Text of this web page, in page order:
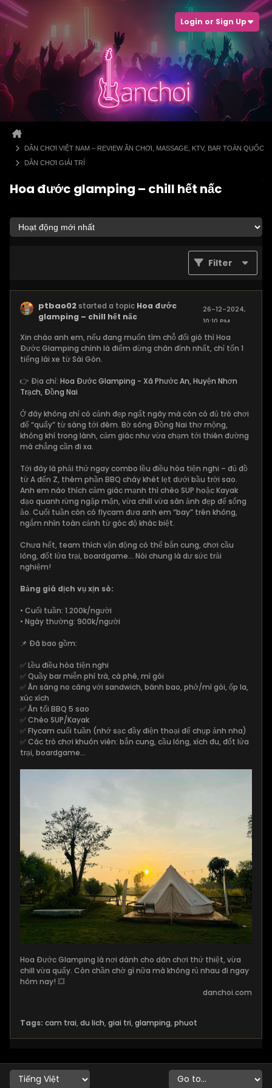
Login or Sign Up
DÂN CHƠI VIỆT NAM – REVIEW ĂN CHƠI, MASSAGE, KTV, BAR TOÀN QUỐC
DÂN CHƠI GIẢI TRÍ
Hoa đước glamping – chill hết nấc
Filter
ptbao02 started a topic Hoa đước
glamping – chill hết nấc
26-12-2024,
10:10 PM
Xin chào anh em, nếu đang muốn tìm chỗ đổi gió thì Hoa
Đước Glamping chính là điểm dừng chân đỉnh nhất, chỉ tốn 1
tiếng lái xe từ Sài Gòn.
👉 Địa chỉ: Hoa Đước Glamping - Xã Phước An, Huyện Nhơn
Trạch, Đồng Nai
Ở đây không chỉ có cảnh đẹp ngất ngây mà còn có đủ trò chơi
để “quẩy” từ sáng tới đêm. Bờ sông Đồng Nai thơ mộng,
không khí trong lành, cảm giác như vừa chạm tới thiên đường
mà chẳng cần đi xa.
Tới đây là phải thử ngay combo lều điều hòa tiện nghi – đủ đồ
từ A đến Z, thêm phần BBQ cháy khét lẹt dưới bầu trời sao.
Anh em nào thích cảm giác mạnh thì chèo SUP hoặc Kayak
dạo quanh rừng ngập mặn, vừa chill vừa săn ảnh đẹp để sống
ảo. Cuối tuần còn có flycam đưa anh em “bay” trên không,
ngắm nhìn toàn cảnh từ góc độ khác biệt.
Chưa hết, team thích vận động có thể bắn cung, chơi cầu
lông, đốt lửa trại, boardgame... Nói chung là dư sức trải
nghiệm!
Bảng giá dịch vụ xịn sò:
• Cuối tuần: 1.200k/người
• Ngày thường: 900k/người
📌 Đã bao gồm:
✅ Lều điều hòa tiện nghi
✅ Quầy bar miễn phí trà, cà phê, mì gói
✅ Ăn sáng no căng với sandwich, bánh bao, phở/mì gói, ốp la,
xúc xích
✅ Ăn tối BBQ 5 sao
✅ Chèo SUP/Kayak
✅ Flycam cuối tuần (nhớ sạc đầy điện thoại để chụp ảnh nha)
✅ Các trò chơi khuôn viên: bắn cung, cầu lông, xích đu, đốt lửa
trại, boardgame…
Hoa Đước Glamping là nơi dành cho dân chơi thứ thiệt, vừa
chill vừa quẩy. Còn chần chờ gì nữa mà không rủ nhau đi ngay
hôm nay! 💥
danchoi.com
Tags: cam trai, du lich, giai tri, glamping, phuot